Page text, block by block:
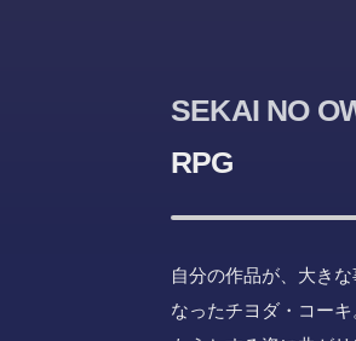
SEKAI NO
RPG
自分の作品が、大き
なったチヨダ・コー